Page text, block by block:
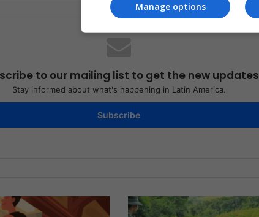
to our mailing list to get the new updates
Stay informed about what's happening in Latin America.
Subscribe
Manage options